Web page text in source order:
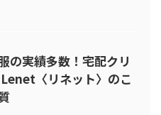
の実績多数！宅配クリ
〈リネット〉のこ